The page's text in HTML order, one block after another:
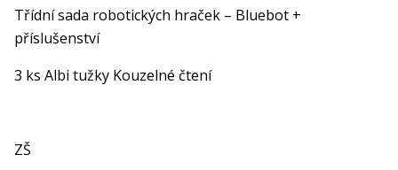
Třídní sada robotických hraček – Bluebot +
příslušenství
3 ks Albi tužky Kouzelné čtení
ZŠ